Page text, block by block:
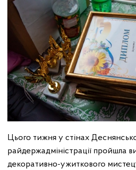
Цього тижня у стінах
райдержадміністрації пройшла
декоративно-ужиткового